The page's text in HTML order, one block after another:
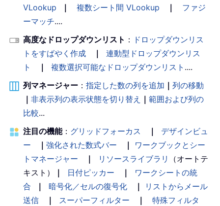
VLookup
｜ 複数シート間 VLookup ｜
ファジ
ーマッチ....
高度なドロップダウンリスト ： ドロップダウンリス
トをすばやく作成
｜
連動型ドロップダウンリス
ト
｜ 複数選択可能なドロップダウンリスト ....
列マネージャー ： 指定した数の列を追加 ｜ 列の移動
｜ 非表示列の表示状態を切り替え ｜ 範囲および列の
比較...
注目の機能： グリッドフォーカス ｜
デザインビュ
ー
｜ 強化された数式バー ｜
ワークブックとシー
トマネージャー
｜ リソースライブラリ
（オートテ
キスト）
｜ 日付ピッカー ｜
ワークシートの統
合
｜ 暗号化／セルの復号化 ｜
リストからメール
送信
｜ スーパーフィルター ｜
特殊フィルタ